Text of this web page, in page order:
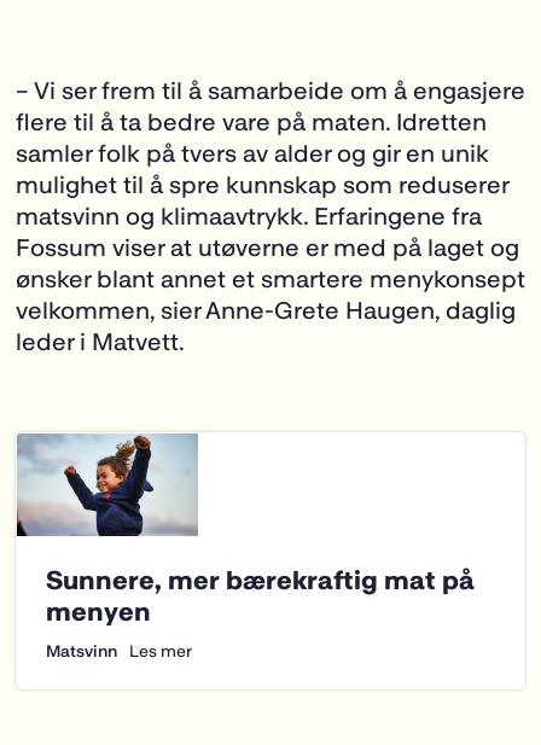
– Vi ser frem til å samarbeide om å engasjere
flere til å ta bedre vare på maten. Idretten
samler folk på tvers av alder og gir en unik
mulighet til å spre kunnskap som reduserer
matsvinn og klimaavtrykk. Erfaringene fra
Fossum viser at utøverne er med på laget og
ønsker blant annet et smartere menykonsept
velkommen, sier Anne-Grete Haugen, daglig
leder i Matvett.